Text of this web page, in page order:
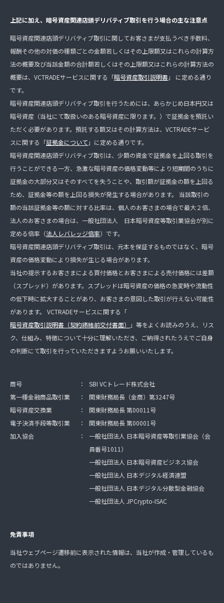
上記に加え、暗号資産関連店頭デリバティブ取引を行う場合の主な注意点
暗号資産関連店頭デリバティブ取引に関してお客さまが支払うべき手数料、
報酬その他の対価の種類ごとの金額若しくはその上限額又はこれらの計算方
法の概要及び当該金額の合計額若しくはその上限額又はこれらの計算方法の
概要は、VCTRADEサービスに関する「暗号資産取引説明書」 に定める通り
です。
暗号資産関連店頭デリバティブ取引を行うためには、あらかじめ日本円又は
暗号資産（当社にて取扱いのある暗号資産に限ります。）で証拠金を預託い
ただく必要があります。預託する額又はその計算方法は、VCTRADEサービ
スに関する「証拠金について 」に定める通りです。
暗号資産関連店頭デリバティブ取引は、少額の資金で証拠金を上回る取引を
行うことができる一方、急激な暗号資産の価格変動等により短期間のうちに
証拠金の大部分又はそのすべてを失うことや、取引額が証拠金の額を上回る
ため、証拠金等の額を上回る損失が発生する場合があります。 当該取引の
額の当該証拠金等の額に対する比率は、個人のお客さまの場合で最大２倍、
法人のお客さまの場合は、一般社団法人 日本暗号資産等取引業協会が別に
定める倍率（法人レバレッジ倍率）です。
暗号資産関連店頭デリバティブ取引は、元本を保証するものではなく、暗号
資産の価格変動により損失が生じる場合があります。
当社の提示するお客さまによる買付価格とお客さまによる売付価格には差額
（スプレッド）があります。スプレッドは暗号資産の価格の急変時や流動性
の低下時に拡大することがあり、お客さまの意図した取引が行えない可能性
があります。 VCTRADEサービスに関する「
暗号資産取引説明書（契約締結前交付書面）
」等をよくお読みのうえ、リス
ク、仕組み、特徴について十分に理解いただき、ご納得されたうえでご自身
の判断にて取引を行っていただきますようお願いいたします。
商号 ：
SBI VCトレード株式会社
第一種金融商品取引業
：
関東財務局長（金商）第3247号
暗号資産交換業
：
関東財務局長 第00011号
電子決済手段等取引業
：
関東財務局長 第00001号
加入協会
：
一般社団法人 日本暗号資産等取引業協会（会
員番号1011）
一般社団法人 日本暗号資産ビジネス協会
一般社団法人 日本デジタル経済連盟
一般社団法人 日本デジタル分散型金融協会
一般社団法人 JPCrypto-ISAC
免責事項
当社ウェブページ遷移前に表示された情報は、当社が作成・管理しているも
のではありません。